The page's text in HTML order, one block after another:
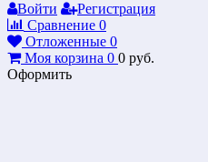
Войти
Регистрация
Сравнение 0
Отложенные 0
Моя корзина 0 0 руб.
Оформить